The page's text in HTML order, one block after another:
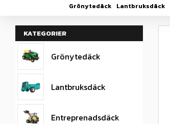
Grönytedäck Lantbruksdäck
KATEGORIER
Grönytedäck
Lantbruksdäck
Entreprenadsdäck